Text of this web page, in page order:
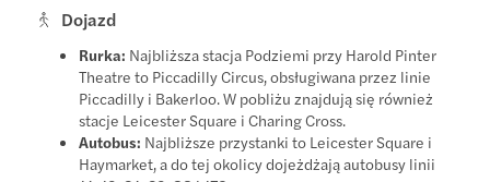
Dojazd
Rurka: Najbliższa stacja Podziemi przy Harold Pinter
Theatre to Piccadilly Circus, obsługiwana przez linie
Piccadilly i Bakerloo. W pobliżu znajdują się również
stacje Leicester Square i Charing Cross.
Autobus: Najbliższe przystanki to Leicester Square i
Haymarket, a do tej okolicy dojeżdżają autobusy linii